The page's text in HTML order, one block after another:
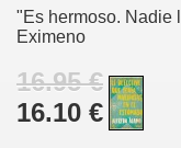
"Es hermoso. Nadie
Eximeno
16.95 €
16.10 €